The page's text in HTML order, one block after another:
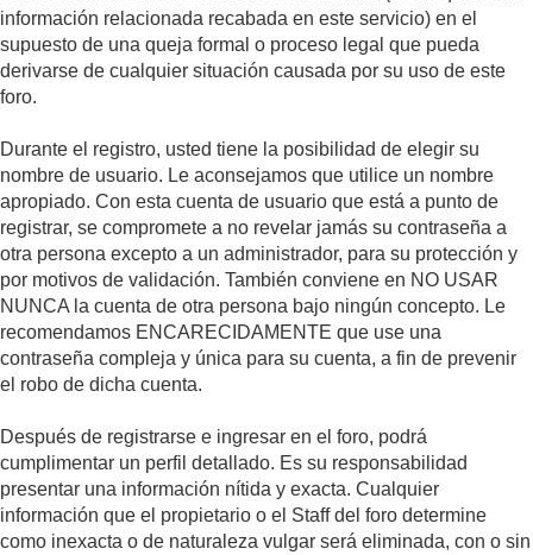
información relacionada recabada en este servicio) en el
supuesto de una queja formal o proceso legal que pueda
derivarse de cualquier situación causada por su uso de este
foro.
Durante el registro, usted tiene la posibilidad de elegir su
nombre de usuario. Le aconsejamos que utilice un nombre
apropiado. Con esta cuenta de usuario que está a punto de
registrar, se compromete a no revelar jamás su contraseña a
otra persona excepto a un administrador, para su protección y
por motivos de validación. También conviene en NO USAR
NUNCA la cuenta de otra persona bajo ningún concepto. Le
recomendamos ENCARECIDAMENTE que use una
contraseña compleja y única para su cuenta, a fin de prevenir
el robo de dicha cuenta.
Después de registrarse e ingresar en el foro, podrá
cumplimentar un perfil detallado. Es su responsabilidad
presentar una información nítida y exacta. Cualquier
información que el propietario o el Staff del foro determine
como inexacta o de naturaleza vulgar será eliminada, con o sin